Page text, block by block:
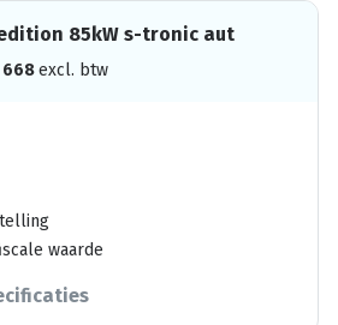
85kW s-tronic aut
668excl. btw
waarde